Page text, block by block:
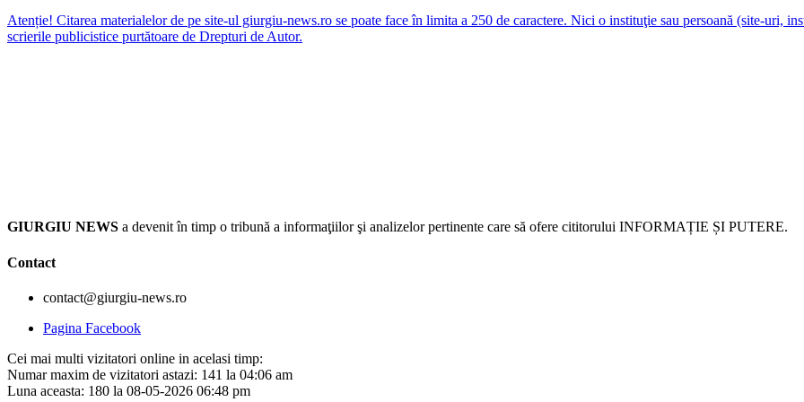
Atenție! Citarea materialelor de pe site-ul giurgiu-news.ro se poate face în limita a 250 de caractere. Nici o instituţie sau persoană (site-uri,
scrierile publicistice purtătoare de Drepturi de Autor.
GIURGIU NEWS a devenit în timp o tribună a informaţiilor şi analizelor pertinente care să ofere cititorului INFORMAȚIE ȘI PUTERE.
Contact
contact@giurgiu-news.ro
Pagina Facebook
Cei mai multi vizitatori online in acelasi timp:
Numar maxim de vizitatori astazi: 141 la 04:06 am
Luna aceasta: 180 la 08-05-2026 06:48 pm